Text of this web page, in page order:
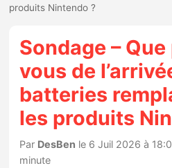
Actualités
Jeux
Hardware
Mises à jour
produits Nintendo ?
Sondage –
vous de
batteries
les produits
Par DesBen le 6 Juil 2026 à
minute